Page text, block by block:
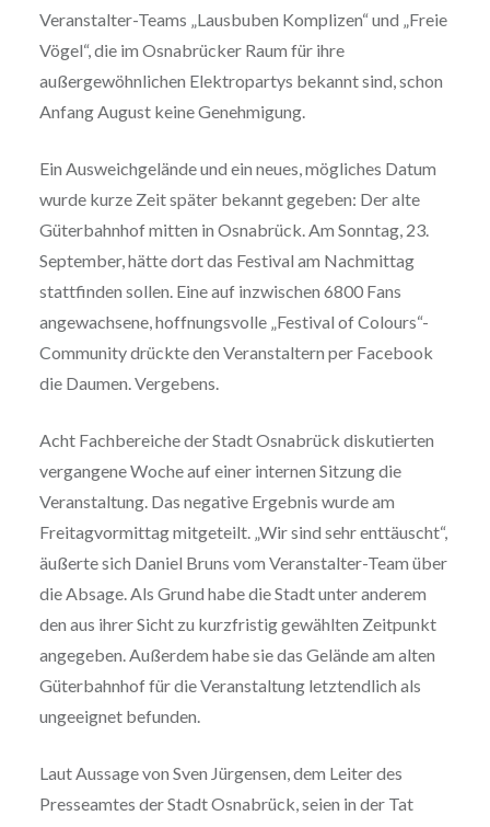
Veranstalter-Teams „Lausbuben Komplizen“ und „Freie
Vögel“, die im Osnabrücker Raum für ihre
außergewöhnlichen Elektropartys bekannt sind, schon
Anfang August keine Genehmigung.
Ein Ausweichgelände und ein neues, mögliches Datum
wurde kurze Zeit später bekannt gegeben: Der alte
Güterbahnhof mitten in Osnabrück. Am Sonntag, 23.
September, hätte dort das Festival am Nachmittag
stattfinden sollen. Eine auf inzwischen 6800 Fans
angewachsene, hoffnungsvolle „Festival of Colours“-
Community drückte den Veranstaltern per Facebook
die Daumen. Vergebens.
Acht Fachbereiche der Stadt Osnabrück diskutierten
vergangene Woche auf einer internen Sitzung die
Veranstaltung. Das negative Ergebnis wurde am
Freitagvormittag mitgeteilt. „Wir sind sehr enttäuscht“,
äußerte sich Daniel Bruns vom Veranstalter-Team über
die Absage. Als Grund habe die Stadt unter anderem
den aus ihrer Sicht zu kurzfristig gewählten Zeitpunkt
angegeben. Außerdem habe sie das Gelände am alten
Güterbahnhof für die Veranstaltung letztendlich als
ungeeignet befunden.
Laut Aussage von Sven Jürgensen, dem Leiter des
Presseamtes der Stadt Osnabrück, seien in der Tat